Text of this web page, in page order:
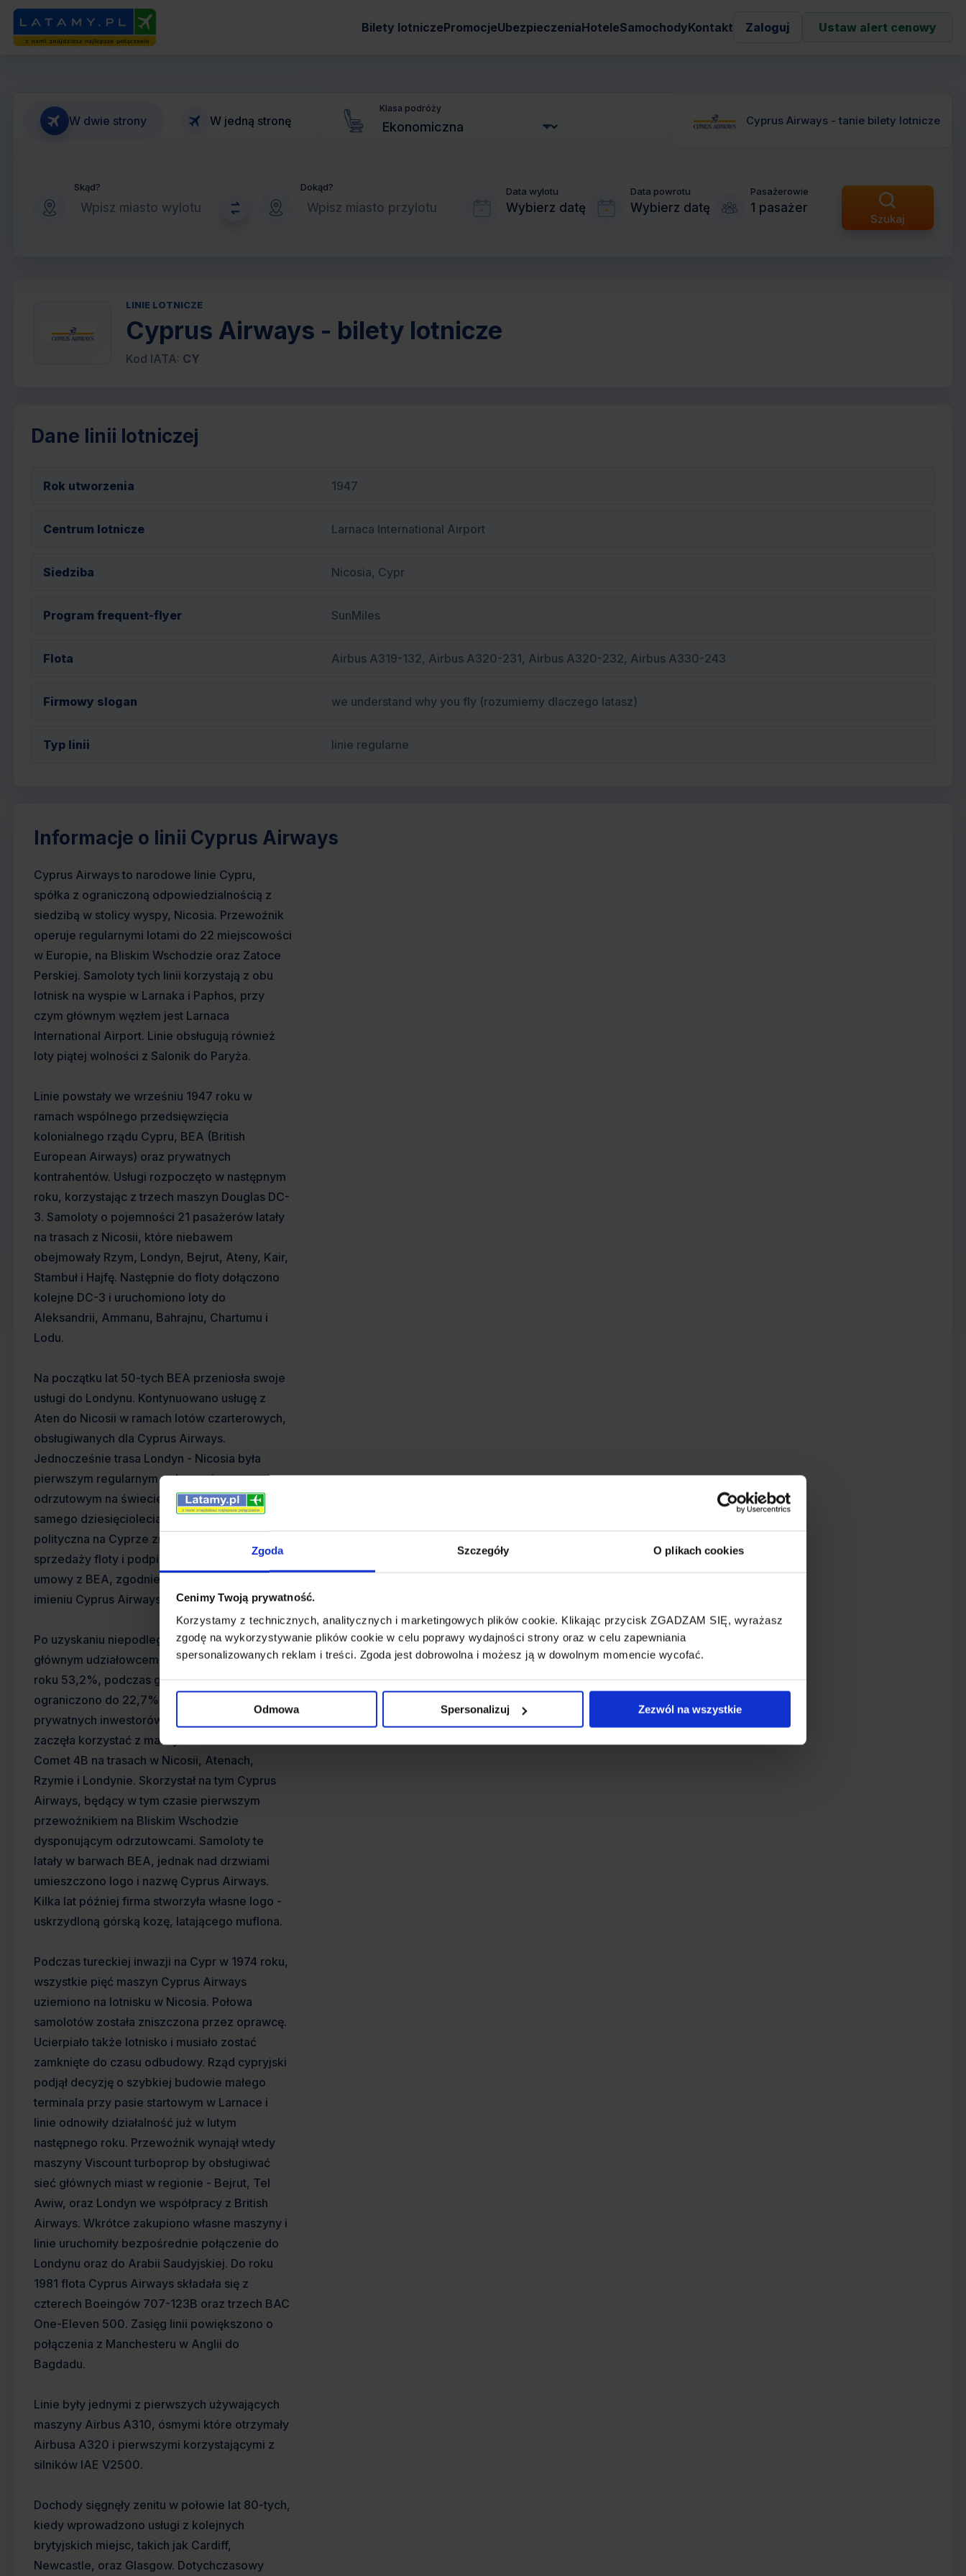
Zgoda Szczegóły O plikach cookies
Cenimy Twoją prywatność.
Korzystamy z technicznych, analitycznych i marketingowych plików cookie. Klikając przycisk ZGADZAM SIĘ, wyrażasz
zgodę na wykorzystywanie plików cookie w celu poprawy wydajności strony oraz w celu zapewniania
spersonalizowanych reklam i treści. Zgoda jest dobrowolna i możesz ją w dowolnym momencie wycofać.
Odmowa Spersonalizuj Zezwól na wszystkie
Bilety lotniczePromocjeUbezpieczeniaHoteleSamochodyKontakt Zaloguj Ustaw alert cenowy
W dwie strony W jedną stronę
Klasa podróży
Cyprus Airways - tanie bilety lotnicze
Skąd? Dokąd? Data wylotu
Wybierz datę
Data powrotu
Wybierz datę
Pasażerowie
1 pasażer
Szukaj
LINIE LOTNICZE
Cyprus Airways - bilety lotnicze
Kod IATA: CY
Dane linii lotniczej
Rok utworzenia 1947
Centrum lotnicze Larnaca International Airport
Siedziba Nicosia, Cypr
Program frequent-flyer SunMiles
Flota Airbus A319-132, Airbus A320-231, Airbus A320-232, Airbus A330-243
Firmowy slogan we understand why you fly (rozumiemy dlaczego latasz)
Typ linii linie regularne
Informacje o linii Cyprus Airways
Cyprus Airways to narodowe linie Cypru,
spółka z ograniczoną odpowiedzialnością z
siedzibą w stolicy wyspy, Nicosia. Przewoźnik
operuje regularnymi lotami do 22 miejscowości
w Europie, na Bliskim Wschodzie oraz Zatoce
Perskiej. Samoloty tych linii korzystają z obu
lotnisk na wyspie w Larnaka i Paphos, przy
czym głównym węzłem jest Larnaca
International Airport. Linie obsługują również
loty piątej wolności z Salonik do Paryża.
Linie powstały we wrześniu 1947 roku w
ramach wspólnego przedsięwzięcia
kolonialnego rządu Cypru, BEA (British
European Airways) oraz prywatnych
kontrahentów. Usługi rozpoczęto w następnym
roku, korzystając z trzech maszyn Douglas DC-
3. Samoloty o pojemności 21 pasażerów latały
na trasach z Nicosii, które niebawem
obejmowały Rzym, Londyn, Bejrut, Ateny, Kair,
Stambuł i Hajfę. Następnie do floty dołączono
kolejne DC-3 i uruchomiono loty do
Aleksandrii, Ammanu, Bahrajnu, Chartumu i
Lodu.
Na początku lat 50-tych BEA przeniosła swoje
usługi do Londynu. Kontynuowano usługę z
Aten do Nicosii w ramach lotów czarterowych,
obsługiwanych dla Cyprus Airways.
Jednocześnie trasa Londyn - Nicosia była
pierwszym regularnym połączeniem
odrzutowym na świecie. Pod koniec tego
samego dziesięciolecia niepewna sytuacja
polityczna na Cyprze zmusiła linie do
sprzedaży floty i podpisania pięcioletniej
umowy z BEA, zgodnie z którą działała ona w
imieniu Cyprus Airways.
Po uzyskaniu niepodległości rząd Cypru stał się
głównym udziałowcem posiadającym w 1960
roku 53,2%, podczas gdy udział BEA
ograniczono do 22,7% a reszta była w rękach
prywatnych inwestorów. W kwietniu 1960 BEA
zaczęła korzystać z maszyn de Havilland
Comet 4B na trasach w Nicosii, Atenach,
Rzymie i Londynie. Skorzystał na tym Cyprus
Airways, będący w tym czasie pierwszym
przewoźnikiem na Bliskim Wschodzie
dysponującym odrzutowcami. Samoloty te
latały w barwach BEA, jednak nad drzwiami
umieszczono logo i nazwę Cyprus Airways.
Kilka lat później firma stworzyła własne logo -
uskrzydloną górską kozę, latającego muflona.
Podczas tureckiej inwazji na Cypr w 1974 roku,
wszystkie pięć maszyn Cyprus Airways
uziemiono na lotnisku w Nicosia. Połowa
samolotów została zniszczona przez oprawcę.
Ucierpiało także lotnisko i musiało zostać
zamknięte do czasu odbudowy. Rząd cypryjski
podjął decyzję o szybkiej budowie małego
terminala przy pasie startowym w Larnace i
linie odnowiły działalność już w lutym
następnego roku. Przewoźnik wynajął wtedy
maszyny Viscount turboprop by obsługiwać
sieć głównych miast w regionie - Bejrut, Tel
Awiw, oraz Londyn we współpracy z British
Airways. Wkrótce zakupiono własne maszyny i
linie uruchomiły bezpośrednie połączenie do
Londynu oraz do Arabii Saudyjskiej. Do roku
1981 flota Cyprus Airways składała się z
czterech Boeingów 707-123B oraz trzech BAC
One-Eleven 500. Zasięg linii powiększono o
połączenia z Manchesteru w Anglii do
Bagdadu.
Linie były jednymi z pierwszych używających
maszyny Airbus A310, ósmymi które otrzymały
Airbusa A320 i pierwszymi korzystającymi z
silników IAE V2500.
Dochody sięgnęły zenitu w połowie lat 80-tych,
kiedy wprowadzono usługi z kolejnych
brytyjskich miejsc, takich jak Cardiff,
Newcastle, oraz Glasgow. Dotychczasowy